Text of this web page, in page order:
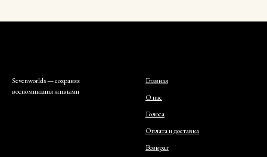
Sevenworlds — сохраняя
воспоминания живыми
Главная
О нас
Голоса
Оплата и доставка
Возврат